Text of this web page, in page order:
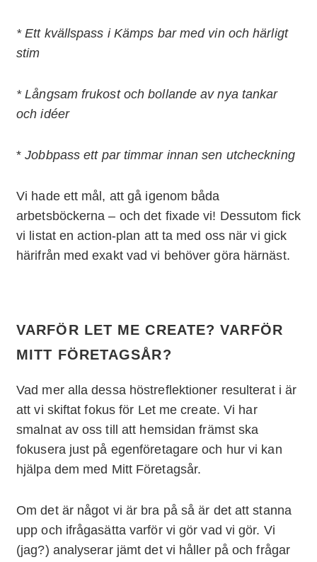
* Ett kvällspass i Kämps bar med vin och härligt
stim
* Långsam frukost och bollande av nya tankar
och idéer
*Jobbpass ett par timmar innan sen utcheckning
Vi hade ett mål, att gå igenom båda
arbetsböckerna – och det fixade vi! Dessutom fick
vi listat en action-plan att ta med oss när vi gick
härifrån med exakt vad vi behöver göra härnäst.
VARFÖR LET ME CREATE? VARFÖR
MITT FÖRETAGSÅR?
Vad mer alla dessa höstreflektioner resulterat i är
att vi skiftat fokus för Let me create. Vi har
smalnat av oss till att hemsidan främst ska
fokusera just på egenföretagare och hur vi kan
hjälpa dem med Mitt Företagsår.
Om det är något vi är bra på så är det att stanna
upp och ifrågasätta varför vi gör vad vi gör. Vi
(jag?) analyserar jämt det vi håller på och frågar